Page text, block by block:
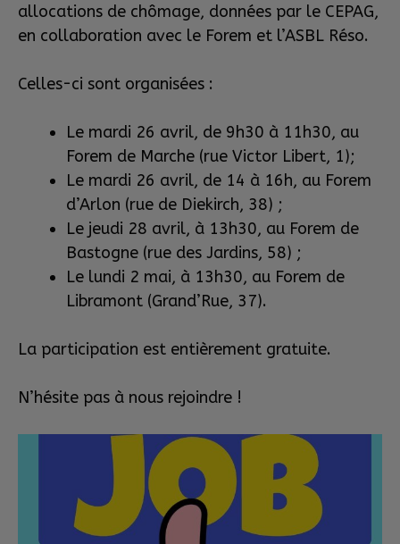
allocations de chômage, données par le CEPAG,
en collaboration avec le Forem et l’ASBL Réso.
Celles-ci sont organisées :
Le mardi 26 avril, de 9h30 à 11h30, au
Forem de Marche (rue Victor Libert, 1);
Le mardi 26 avril, de 14 à 16h, au Forem
d’Arlon (rue de Diekirch, 38) ;
Le jeudi 28 avril, à 13h30, au Forem de
Bastogne (rue des Jardins, 58) ;
Le lundi 2 mai, à 13h30, au Forem de
Libramont (Grand’Rue, 37).
La participation est entièrement gratuite.
N’hésite pas à nous rejoindre !